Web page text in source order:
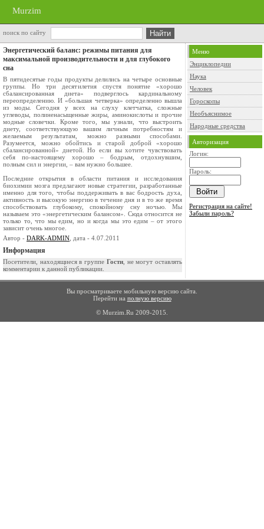
Murzim
поиск по сайту
Энергетический баланс: режимы питания для
максимальной производительности и для глубокого
сна
В пятидесятые годы продукты делились на четыре основные
группы. Но три десятилетия спустя понятие «хорошо
сбалансированная диета» подверглось кардинальному
переопределению. И «большая четверка» определенно вышла
из моды. Сегодня у всех на слуху клетчатка, сложные
углеводы, полиненасыщенные жиры, аминокислоты и прочие
модные словечки. Кроме того, мы узнали, что выстроить
диету, соответствующую вашим личным потребностям и
желаемым результатам, можно разными способами.
Разумеется, можно обойтись и старой доброй «хорошо
сбалансированной» диетой. Но если вы хотите чувствовать
себя по-настоящему хорошо – бодрым, отдохнувшим,
полным сил и энергии, – вам нужно большее.
Последние открытия в области питания и исследования
биохимии мозга предлагают новые стратегии, разработанные
именно для того, чтобы поддерживать в вас бодрость духа,
активность и высокую энергию в течение дня и в то же время
способствовать глубокому, спокойному сну ночью. Мы
называем это «энергетическим балансом». Сюда относится не
только то, что мы едим, но и когда мы это едим – от этого
зависит очень многое.
Автор - DARK-ADMIN , дата - 4.07.2011
Информация
Посетители, находящиеся в группе Гости, не могут оставлять
комментарии к данной публикации.
Меню
Энциклопедии
Наука
Человек
Гороскопы
Необъяснимое
Народные средства
Авторизация
Логин:
Пароль:
Регистрация на сайте!
Забыли пароль?
Вы просматриваете мобильную версию сайта.
Перейти на полную версию
© Murzim.Ru 2009-2015.